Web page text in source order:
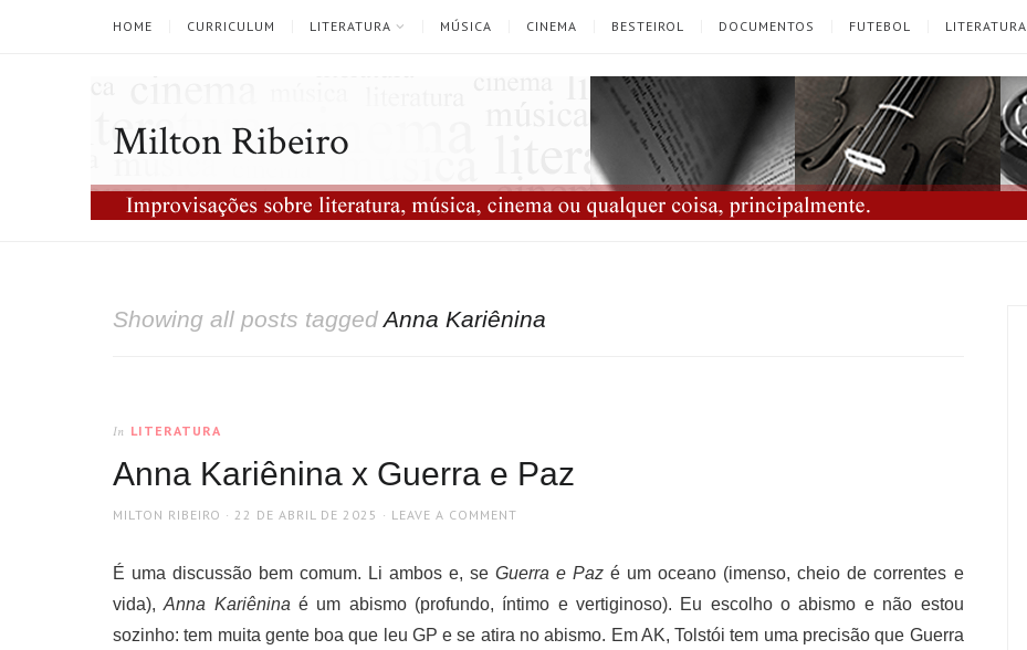
HOME CURRICULUM LITERATURA MÚSICA CINEMA BESTEIROL DOCUMENTOS FUTEBOL LITERATURA
Milton Ribeiro
Showing all posts taggedAnna Kariênina
In LITERATURA
Anna Kariênina x Guerra e Paz
AUTHOR
MILTON RIBEIRO
POSTED
22 DE ABRIL DE 2025 LEAVE A COMMENT
É uma discussão bem comum. Li ambos e, seGuerra e Paz é um oceano (imenso, cheio de correntes e
vida),Anna Kariênina é um abismo (profundo, íntimo e vertiginoso). Eu escolho o abismo e não estou
sozinho: tem muita gente boa que leu GP e se atira no abismo. Em AK, Tolstói tem uma precisão que Guerra